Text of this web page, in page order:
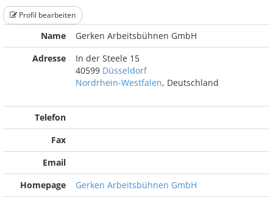
Profil bearbeiten
Name
Gerken Arbeitsbühnen GmbH
Adresse
In der Steele 15
40599 Düsseldorf
Nordrhein-Westfalen, Deutschland
Telefon
Fax
Email
Homepage
Gerken Arbeitsbühnen GmbH